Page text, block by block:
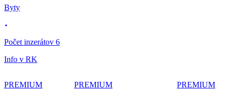
Byty
Počet inzerátov 6
Info v RK
PREMIUM PREMIUM PREMIUM